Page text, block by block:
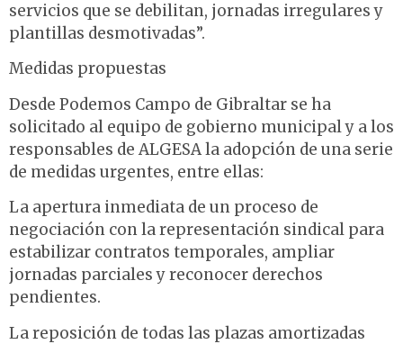
servicios que se debilitan, jornadas irregulares y
plantillas desmotivadas”.
Medidas propuestas
Desde Podemos Campo de Gibraltar se ha
solicitado al equipo de gobierno municipal y a los
responsables de ALGESA la adopción de una serie
de medidas urgentes, entre ellas:
La apertura inmediata de un proceso de
negociación con la representación sindical para
estabilizar contratos temporales, ampliar
jornadas parciales y reconocer derechos
pendientes.
La reposición de todas las plazas amortizadas